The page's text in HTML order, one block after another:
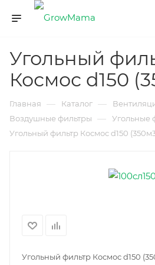
Угольный
Космос d150
Главная — Каталог —
Воздушные фильтры — Угольные
Угольный фильтр Космос d150
Угольный фильтр Космос d150